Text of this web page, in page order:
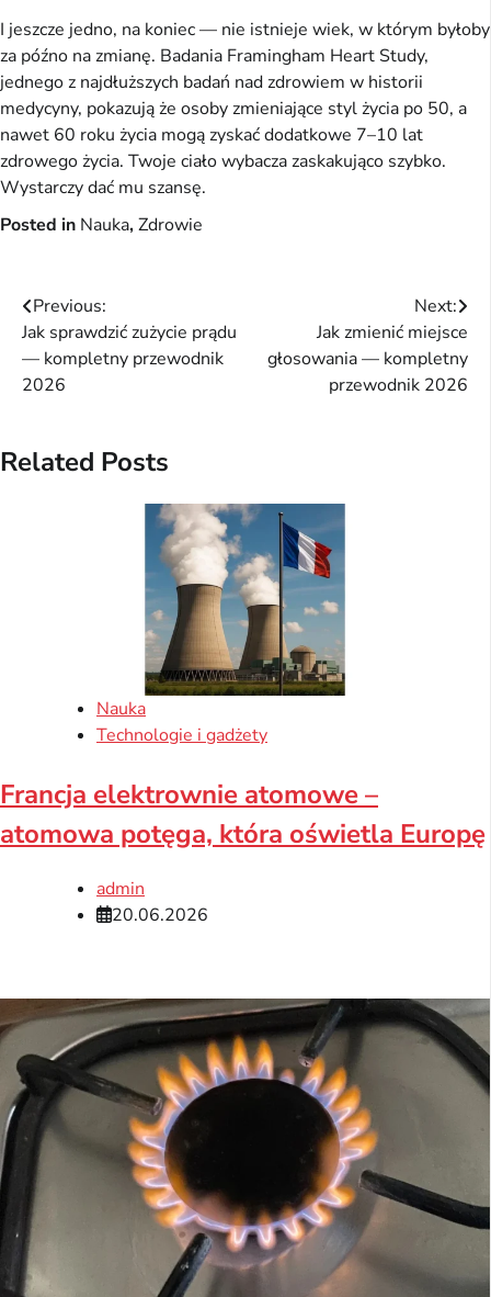
I jeszcze jedno, na koniec — nie istnieje wiek, w którym byłoby
za późno na zmianę. Badania Framingham Heart Study,
jednego z najdłuższych badań nad zdrowiem w historii
medycyny, pokazują że osoby zmieniające styl życia po 50, a
nawet 60 roku życia mogą zyskać dodatkowe 7–10 lat
zdrowego życia. Twoje ciało wybacza zaskakująco szybko.
Wystarczy dać mu szansę.
Posted in Nauka,Zdrowie
Nawigacja
wpisu
Previous:
Jak sprawdzić zużycie prądu
— kompletny przewodnik
2026
Next:
Jak zmienić miejsce
głosowania — kompletny
przewodnik 2026
Related Posts
Nauka
Technologie i gadżety
Francja elektrownie atomowe –
atomowa potęga, która oświetla Europę
admin
20.06.2026